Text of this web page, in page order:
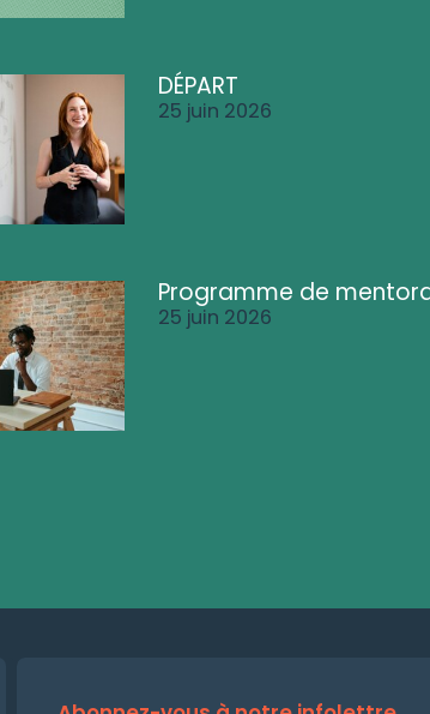
DÉPART
25 juin 2026
Programme de
25 juin 2026